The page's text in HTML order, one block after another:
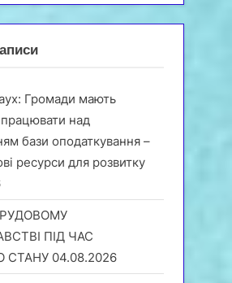
Громади мають
над
бази оподаткування –
ресурси для розвитку
ПІД ЧАС
СТАНУ 04.08.2026